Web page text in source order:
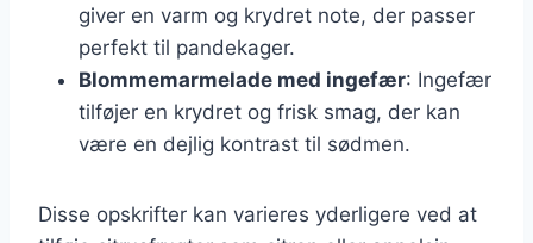
giver en varm og krydret note, der passer
perfekt til pandekager.
Blommemarmelade med ingefær: Ingefær
tilføjer en krydret og frisk smag, der kan
være en dejlig kontrast til sødmen.
Disse opskrifter kan varieres yderligere ved at